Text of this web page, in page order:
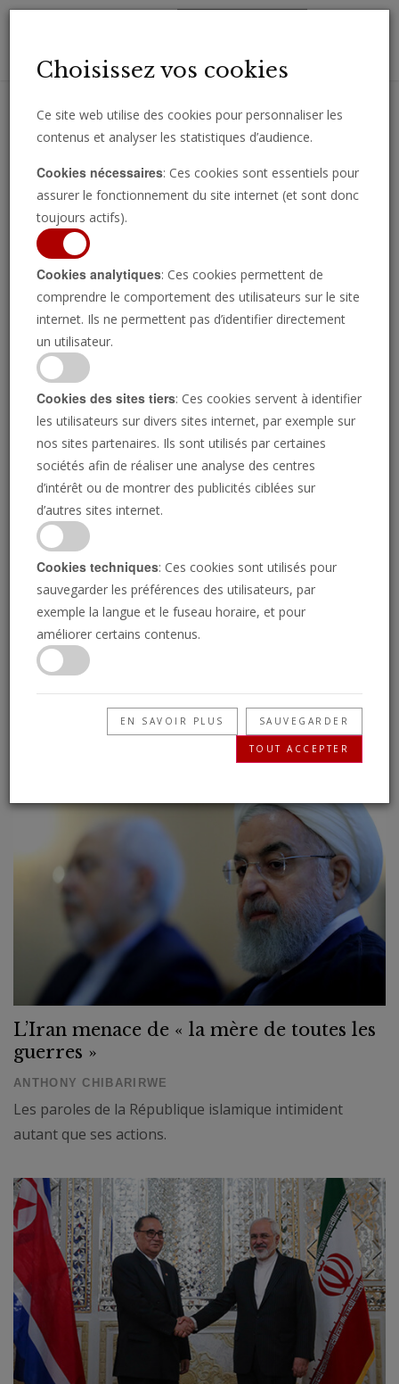
importantes directement par e-mail.
Moyen-Orient
La prophétie sur la tempête
GERALD FLURRY
Un mot prophétique—tempête—révèle comment la
stratégie militaire allemande est sur le point de
conquérir l’Iran et de gouverner le Moyen-Orient !
L’Iran menace de « la mère de toutes les
guerres »
ANTHONY CHIBARIRWE
Les paroles de la République islamique intimident
autant que ses actions.
Choisissez vos cookies
Ce site web utilise des cookies pour personnaliser les
contenus et analyser les statistiques d’audience.
Cookies nécessaires: Ces cookies sont essentiels pour
assurer le fonctionnement du site internet (et sont donc
toujours actifs).
Cookies analytiques: Ces cookies permettent de
comprendre le comportement des utilisateurs sur le site
internet. Ils ne permettent pas d’identifier directement
un utilisateur.
Cookies des sites tiers: Ces cookies servent à identifier
les utilisateurs sur divers sites internet, par exemple sur
nos sites partenaires. Ils sont utilisés par certaines
sociétés afin de réaliser une analyse des centres
d’intérêt ou de montrer des publicités ciblées sur
d’autres sites internet.
Cookies techniques: Ces cookies sont utilisés pour
sauvegarder les préférences des utilisateurs, par
exemple la langue et le fuseau horaire, et pour
améliorer certains contenus.
EN SAVOIR PLUS SAUVEGARDER
TOUT ACCEPTER